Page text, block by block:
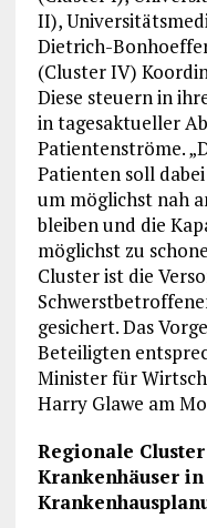
II),
Dietrich-
(Cluster IV)
Diese steuern in
in tagesaktueller
Patientenströme.
Patienten soll
um möglichst nah
bleiben und die
möglichst zu
Cluster ist die
gesichert. Das
Beteiligten
Minister für
Harry Glawe am
Regionale
Krankenhäuser